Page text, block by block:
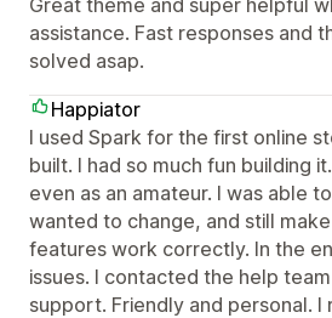
assistance. Fast responses and
solved asap.
Happiator
I used Spark for the first online
built. I had so much fun building
even as an amateur. I was able
wanted to change, and still
features work correctly. In the
issues. I contacted the help
support. Friendly and personal.